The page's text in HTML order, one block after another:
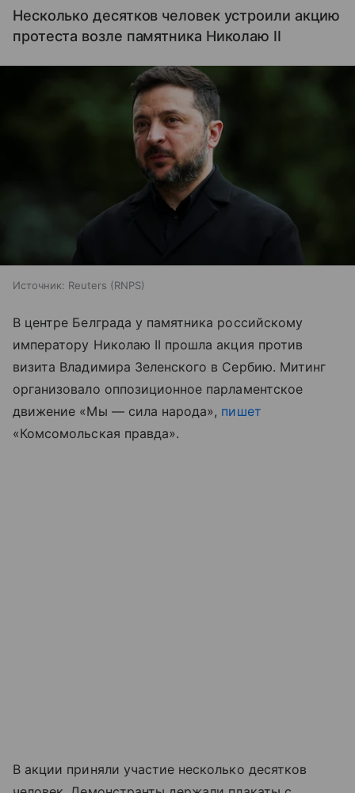
Несколько десятков человек устроили акцию
протеста возле памятника Николаю II
Источник: Reuters (RNPS)
В центре Белграда у памятника российскому
императору Николаю II прошла акция против
визита Владимира Зеленского в Сербию. Митинг
организовало оппозиционное парламентское
движение «Мы — сила народа», пишет
«Комсомольская правда».
В акции приняли участие несколько десятков